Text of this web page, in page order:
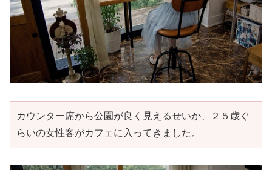
カウンター席から公園が良く見えるせいか、２５歳ぐ
らいの女性客がカフェに入ってきました。